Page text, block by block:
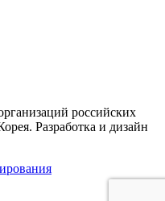
российских
Разработка и дизайн